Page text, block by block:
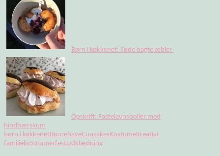
Børn i køkkenet: Søde bagte æbler
Opskrift: Fastelavnsboller med
hindbærskum
børn i køkkenetBørnehaveCupcakesKostumeKreativt
familielivSommerfestUdklædning